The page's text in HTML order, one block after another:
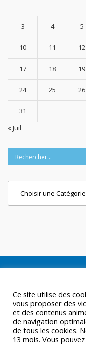
3 4 5
10 11 12
17 18 19
24 25 26
31
« Juil
Ce site utilise des
vous proposer des
et des contenus
de navigation
de tous les cookies.
13 mois. Vous